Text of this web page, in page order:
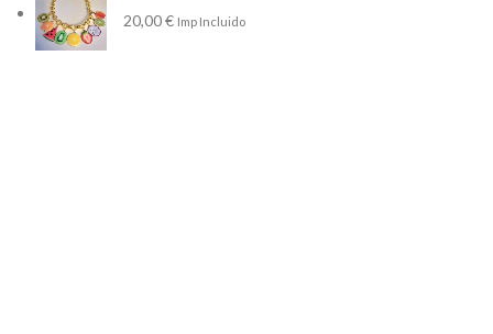
20,00€ Imp Incluido